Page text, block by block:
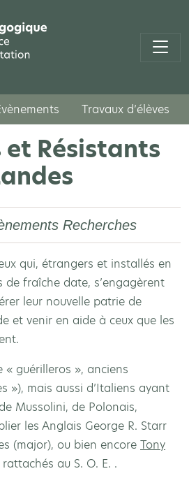
Travaux d’élèves
Résistants
Recherches
qui, étrangers et installés en
de fraîche date, s’engagèrent
leur nouvelle patrie de
et venir en aide à ceux que les
« guérilleros », anciens
»), mais aussi d’Italiens ayant
Mussolini, de Polonais,
les Anglais George R. Starr
(major), ou bien encore Tony
au S. O. E. .